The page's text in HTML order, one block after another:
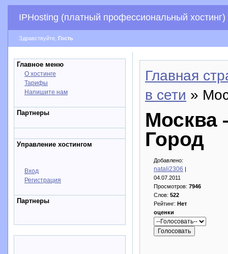
IPHosting (платный профессиональный хостинг)
Здравствуйте, Гость
Главное меню
О хостинге
Тарифы
Напишите нам
Партнеры
Управление хостингом
Вход
Регистрация
Партнеры
Главная
в сети »
Москва
Город
Добавлено:
natali2306 |
04.07.2011
Просмотров: 7946
Слов: 522
Рейтинг: Нет
оценки